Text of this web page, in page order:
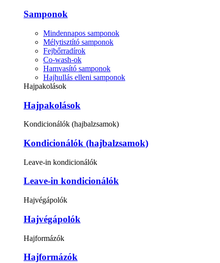
Samponok
Mindennapos samponok
Mélytisztító samponok
Fejbőrradírok
Co-wash-ok
Hamvasító samponok
Hajhullás elleni samponok
Hajpakolások
Hajpakolások
Kondicionálók (hajbalzsamok)
Kondicionálók (hajbalzsamok)
Leave-in kondicionálók
Leave-in kondicionálók
Hajvégápolók
Hajvégápolók
Hajformázók
Hajformázók